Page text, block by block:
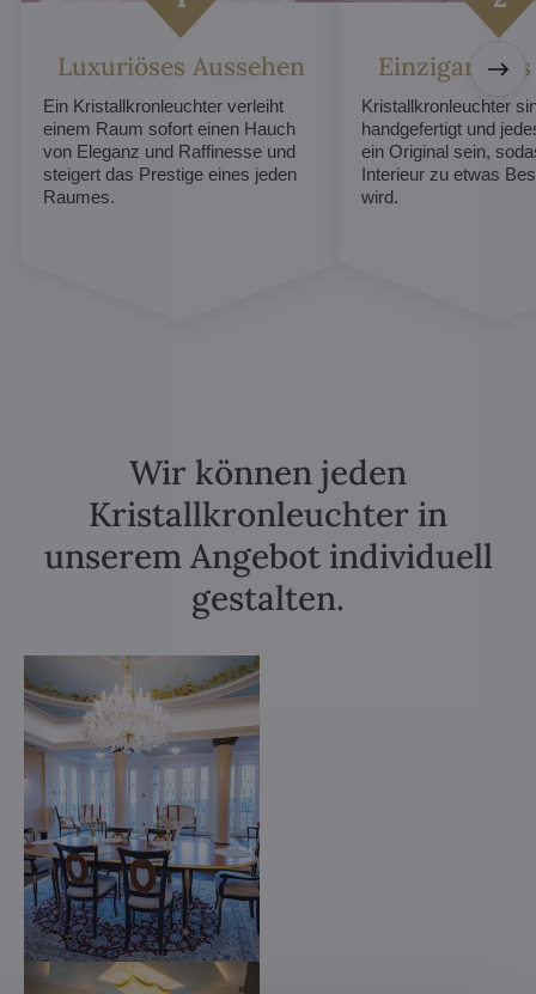
Luxuriöses Aussehen
Ein Kristallkronleuchter verleiht
einem Raum sofort einen Hauch
von Eleganz und Raffinesse und
steigert das Prestige eines jeden
Raumes.
Kristallkronleuchter
handgefertigt und
ein Original sein,
Interieur zu etwas
wird.
Wir können jeden
Kristallkronleuchter in
unserem Angebot individuell
gestalten.